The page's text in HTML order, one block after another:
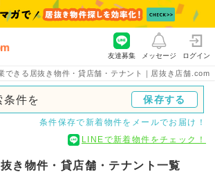
できる居抜き物件・貸店舗・テナント｜居抜き店舗.com
友達募集 メッセージ ログイン
条件を 保存する
条件保存で新着物件をメールでお届け！
LINEで新着物件をチェック！
き物件・貸店舗・テナント一覧